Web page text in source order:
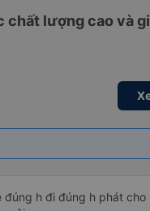
chất lượng cao và
đúng h đi đúng h phát cho